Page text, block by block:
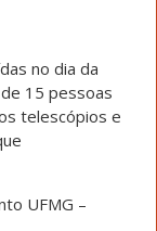
no dia da
15 pessoas
telescópios e
UFMG –